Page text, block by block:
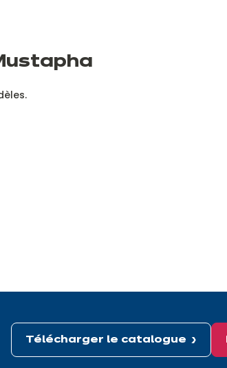
Télécharger le catalogue